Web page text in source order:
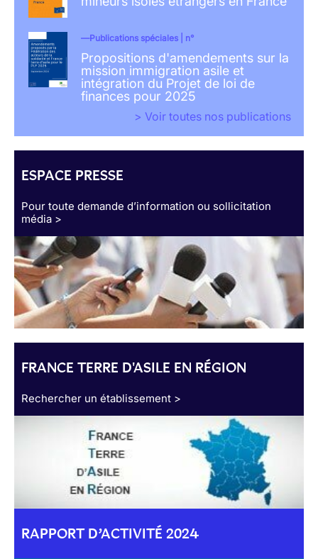
Publications spéciales | n°
Propositions d'amendements sur la
mission immigration asile et
intégration du Projet de loi de
finances pour 2025
> Voir toutes nos publications
ESPACE PRESSE
Pour toute demande d’information ou sollicitation
média >
FRANCE TERRE D'ASILE EN RÉGION
Rechercher un établissement >
RAPPORT D’ACTIVITÉ 2024